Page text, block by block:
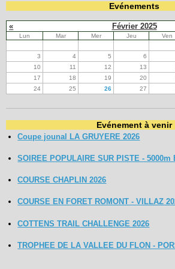
Evénements
« Février 2025
Lun Mar Mer Jeu Ven
3
4 5 6
10
11 12 13
17
18 19 20
24
25 26 27
Evénement à venir
Coupe jounal LA GRUYERE 2026
SOIREE POPULAIRE SUR PISTE - 5000m
COURSE CHAPLIN 2026
COURSE EN FORET ROMONT - VILLAZ
COTTENS TRAIL CHALLENGE 2026
TROPHEE DE LA VALLEE DU FLON -